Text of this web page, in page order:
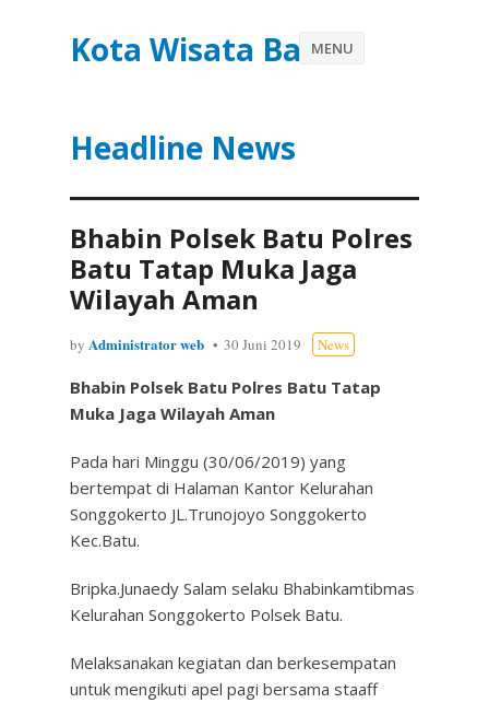
Kota Wisata Batu
Headline News
MENU
Bhabin Polsek Batu Polres
Batu Tatap Muka Jaga
Wilayah Aman
by Administrator web 30 Juni 2019 News
Bhabin Polsek Batu Polres Batu Tatap
Muka Jaga Wilayah Aman
Pada hari Minggu (30/06/2019) yang
bertempat di Halaman Kantor Kelurahan
Songgokerto JL.Trunojoyo Songgokerto
Kec.Batu.
Bripka.Junaedy Salam selaku Bhabinkamtibmas
Kelurahan Songgokerto Polsek Batu.
Melaksanakan kegiatan dan berkesempatan
untuk mengikuti apel pagi bersama staaff